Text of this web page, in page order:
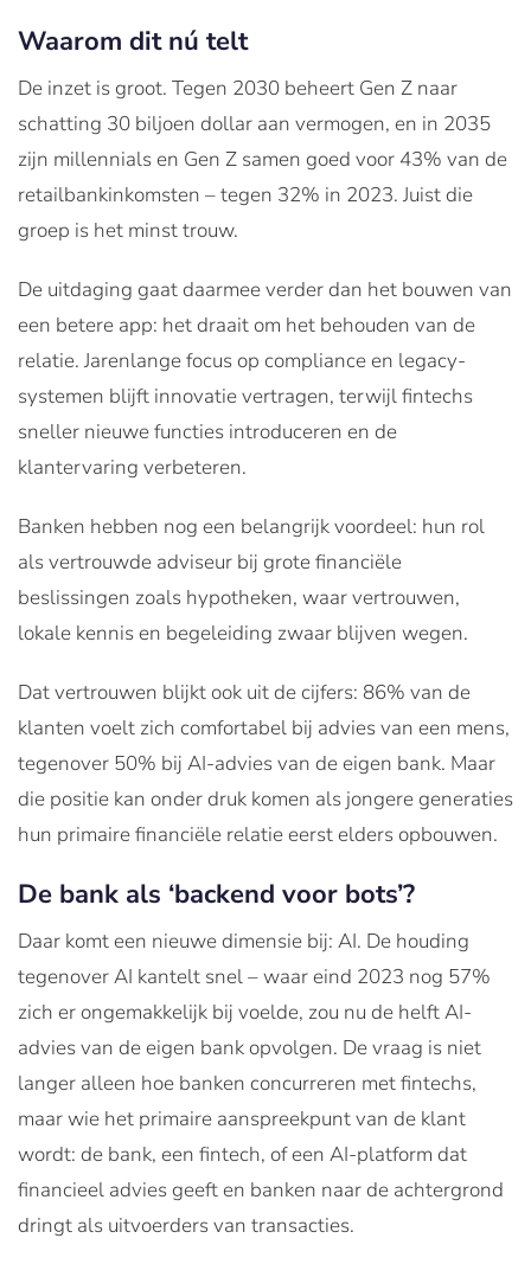
Waarom dit nú telt
De inzet is groot. Tegen 2030 beheert Gen Z naar
schatting 30 biljoen dollar aan vermogen, en in 2035
zijn millennials en Gen Z samen goed voor 43% van de
retailbankinkomsten – tegen 32% in 2023. Juist die
groep is het minst trouw.
De uitdaging gaat daarmee verder dan het bouwen van
een betere app: het draait om het behouden van de
relatie. Jarenlange focus op compliance en legacy-
systemen blijft innovatie vertragen, terwijl fintechs
sneller nieuwe functies introduceren en de
klantervaring verbeteren.
Banken hebben nog een belangrijk voordeel: hun rol
als vertrouwde adviseur bij grote financiële
beslissingen zoals hypotheken, waar vertrouwen,
lokale kennis en begeleiding zwaar blijven wegen.
Dat vertrouwen blijkt ook uit de cijfers: 86% van de
klanten voelt zich comfortabel bij advies van een mens,
tegenover 50% bij AI-advies van de eigen bank. Maar
die positie kan onder druk komen als jongere generaties
hun primaire financiële relatie eerst elders opbouwen.
De bank als ‘backend voor bots’?
Daar komt een nieuwe dimensie bij: AI. De houding
tegenover AI kantelt snel – waar eind 2023 nog 57%
zich er ongemakkelijk bij voelde, zou nu de helft AI-
advies van de eigen bank opvolgen. De vraag is niet
langer alleen hoe banken concurreren met fintechs,
maar wie het primaire aanspreekpunt van de klant
wordt: de bank, een fintech, of een AI-platform dat
financieel advies geeft en banken naar de achtergrond
dringt als uitvoerders van transacties.